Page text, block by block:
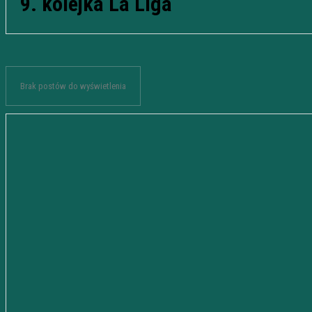
Brak postów do wyświetlenia